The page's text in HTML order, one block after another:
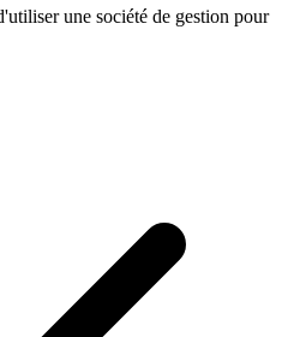
une société de gestion pour